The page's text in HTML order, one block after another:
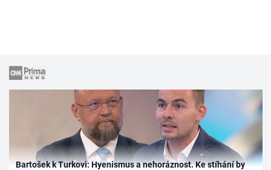
Bartošek k Turkovi: Hyenismus a nehoráznost. Ke stíhání by